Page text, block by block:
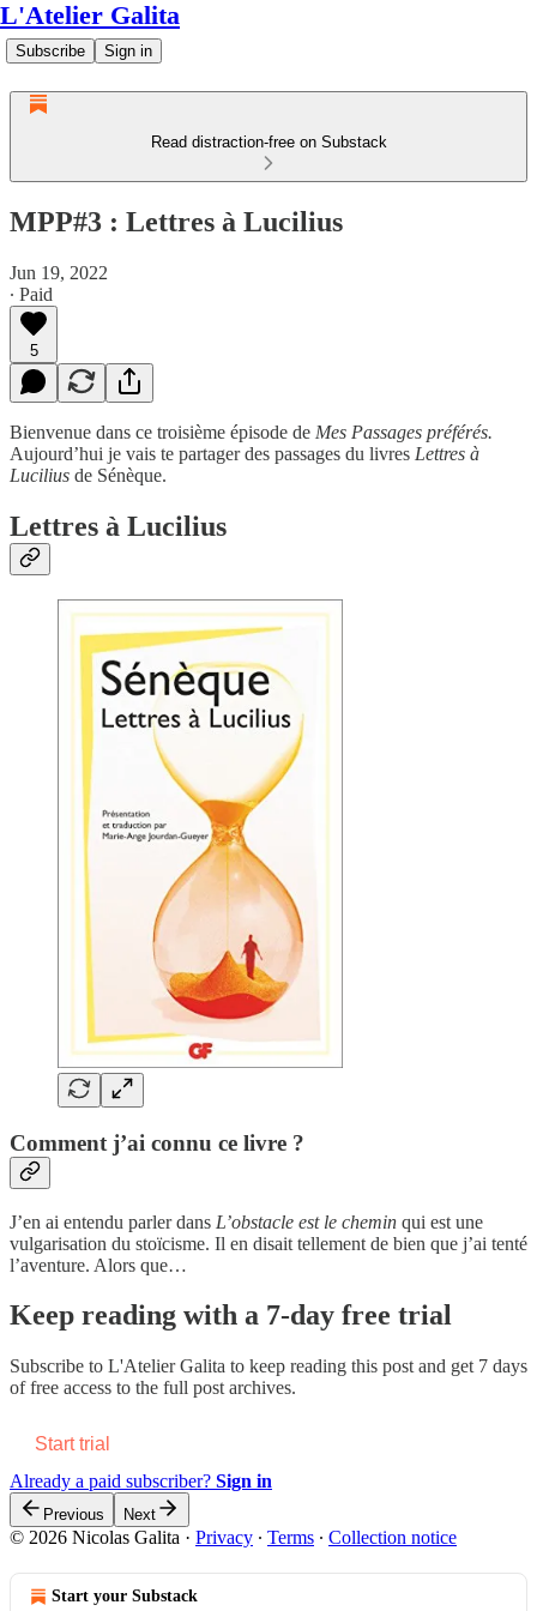
L'Atelier Galita
Subscribe Sign in
Read distraction-free on Substack
MPP#3 : Lettres à Lucilius
Jun 19, 2022
∙ Paid
5
Bienvenue dans ce troisième épisode de Mes Passages préférés.
Aujourd’hui je vais te partager des passages du livres Lettres à
Lucilius de Sénèque.
Lettres à Lucilius
Comment j’ai connu ce livre ?
J’en ai entendu parler dans L’obstacle est le chemin qui est une
vulgarisation du stoïcisme. Il en disait tellement de bien que j’ai tenté
l’aventure. Alors que…
Keep reading with a 7-day free trial
Subscribe to L'Atelier Galita to keep reading this post and get 7 days
of free access to the full post archives.
Start trial
Already a paid subscriber? Sign in
Previous Next
© 2026 Nicolas Galita · Privacy ∙ Terms ∙ Collection notice
Start your Substack